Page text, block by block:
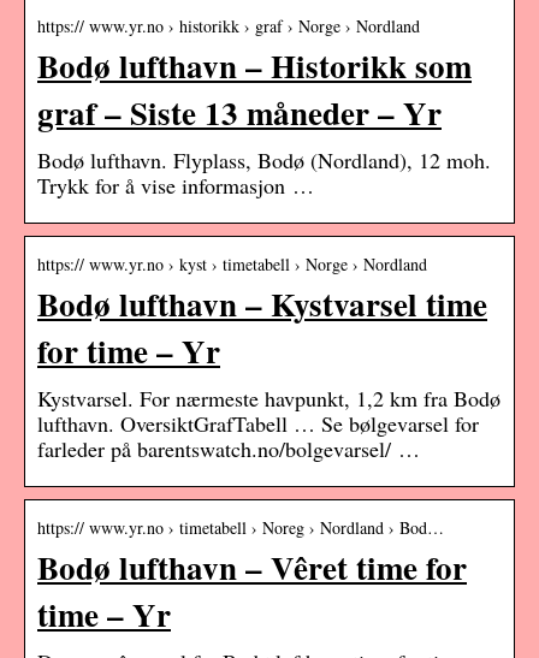
https:// www.yr.no › historikk › graf › Norge › Nordland
Bodø lufthavn – Historikk som
graf – Siste 13 måneder – Yr
Bodø lufthavn. Flyplass, Bodø (Nordland), 12 moh.
Trykk for å vise informasjon …
https:// www.yr.no › kyst › timetabell › Norge › Nordland
Bodø lufthavn – Kystvarsel time
for time – Yr
Kystvarsel. For nærmeste havpunkt, 1,2 km fra Bodø
lufthavn. OversiktGrafTabell … Se bølgevarsel for
farleder på barentswatch.no/bolgevarsel/ …
https:// www.yr.no › timetabell › Noreg › Nordland › Bod…
Bodø lufthavn – Vêret time for
time – Yr